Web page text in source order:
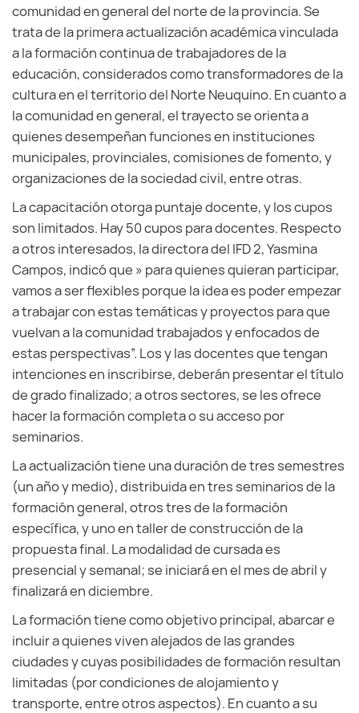
comunidad en general del norte de la provincia. Se
trata de la primera actualización académica vinculada
a la formación continua de trabajadores de la
educación, considerados como transformadores de la
cultura en el territorio del Norte Neuquino. En cuanto a
la comunidad en general, el trayecto se orienta a
quienes desempeñan funciones en instituciones
municipales, provinciales, comisiones de fomento, y
organizaciones de la sociedad civil, entre otras.
La capacitación otorga puntaje docente, y los cupos
son limitados. Hay 50 cupos para docentes. Respecto
a otros interesados, la directora del IFD 2, Yasmina
Campos, indicó que » para quienes quieran participar,
vamos a ser flexibles porque la idea es poder empezar
a trabajar con estas temáticas y proyectos para que
vuelvan a la comunidad trabajados y enfocados de
estas perspectivas”. Los y las docentes que tengan
intenciones en inscribirse, deberán presentar el título
de grado finalizado; a otros sectores, se les ofrece
hacer la formación completa o su acceso por
seminarios.
La actualización tiene una duración de tres semestres
(un año y medio), distribuida en tres seminarios de la
formación general, otros tres de la formación
específica, y uno en taller de construcción de la
propuesta final. La modalidad de cursada es
presencial y semanal; se iniciará en el mes de abril y
finalizará en diciembre.
La formación tiene como objetivo principal, abarcar e
incluir a quienes viven alejados de las grandes
ciudades y cuyas posibilidades de formación resultan
limitadas (por condiciones de alojamiento y
transporte, entre otros aspectos). En cuanto a su